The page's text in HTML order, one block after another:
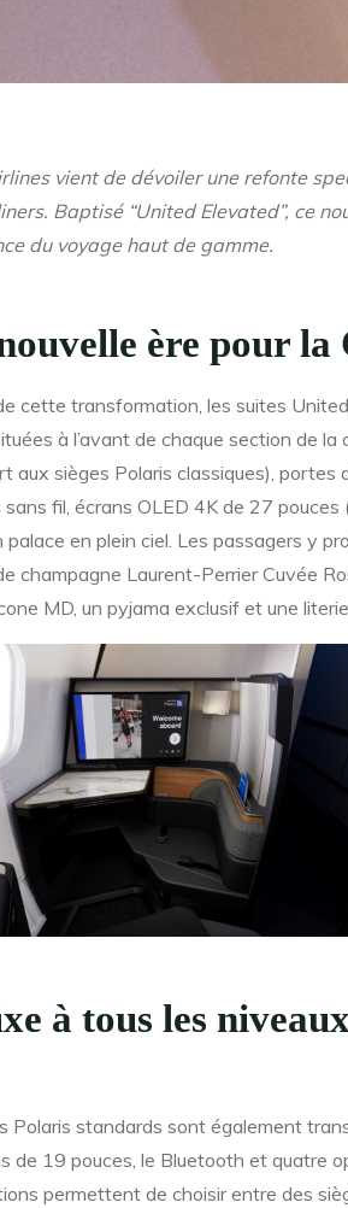
vient de dévoiler une refonte
Baptisé “United Elevated”, ce
du voyage haut de gamme.
ère pour la
cette transformation, les suites
à l’avant de chaque section de
aux sièges Polaris classiques),
sans fil, écrans OLED 4K de 27
palace en plein ciel. Les passagers y
champagne Laurent-Perrier Cuvée
MD, un pyjama exclusif et une
à tous les
Polaris standards sont également
de 19 pouces, le Bluetooth et quatre
permettent de choisir entre des